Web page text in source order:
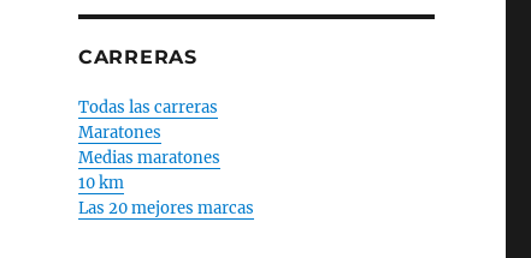
CARRERAS
Todas las carreras
Maratones
Medias maratones
10 km
Las 20 mejores marcas